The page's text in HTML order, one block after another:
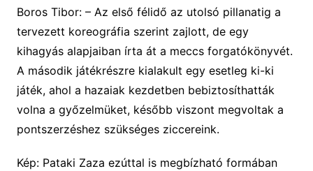
Boros Tibor: – Az első félidő az utolsó pillanatig a
tervezett koreográfia szerint zajlott, de egy
kihagyás alapjaiban írta át a meccs forgatókönyvét.
A második játékrészre kialakult egy esetleg ki-ki
játék, ahol a hazaiak kezdetben bebiztosíthatták
volna a győzelmüket, később viszont megvoltak a
pontszerzéshez szükséges ziccereink.
Kép: Pataki Zaza ezúttal is megbízható formában